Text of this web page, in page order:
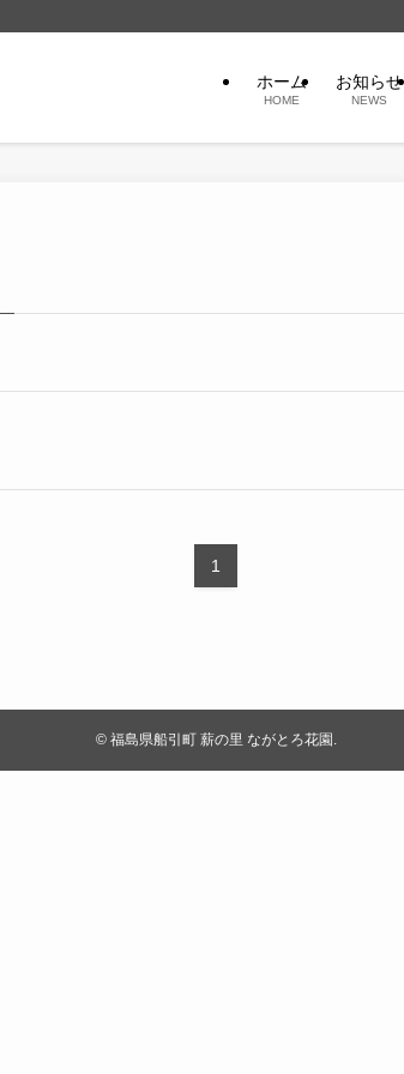
ホーム
HOME
お知らせ
NEWS
1
©福島県船引町 薪の里 ながとろ花園.